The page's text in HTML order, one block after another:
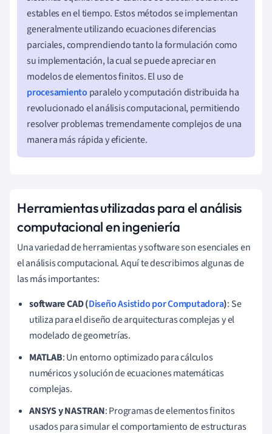
estables en el tiempo. Estos métodos se implementan
generalmente utilizando ecuaciones diferencias
parciales, comprendiendo tanto la formulación como
su implementación, la cual se puede apreciar en
modelos de elementos finitos. El uso de
procesamiento paralelo y computación distribuida ha
revolucionado el análisis computacional, permitiendo
resolver problemas tremendamente complejos de una
manera más rápida y eficiente.
Herramientas utilizadas para el análisis
computacional en ingeniería
Una variedad de herramientas y software son esenciales en
el análisis computacional. Aquí te describimos algunas de
las más importantes:
software CAD (Diseño Asistido por Computadora): Se
utiliza para el diseño de arquitecturas complejas y el
modelado de geometrías.
MATLAB: Un entorno optimizado para cálculos
numéricos y solución de ecuaciones matemáticas
complejas.
ANSYS y NASTRAN: Programas de elementos finitos
usados para simular el comportamiento de estructuras